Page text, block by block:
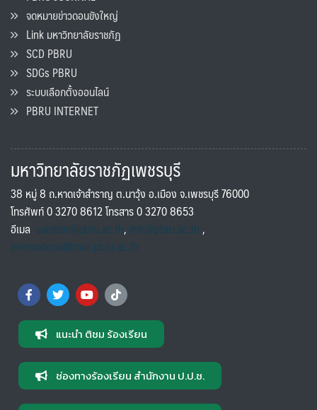
จดหมายข่าวดอนขังใหญ่
Link มหาวิทยาลัยราชภัฏ
SCD PBRU
SDGs PBRU
ระบบเลือกตั้งออนไลน์
PBRU INTERNET
มหาวิทยาลัยราชภัฏเพชรบุรี
38 หมู่ 8 ถ.หาดเจ้าสำราญ ต.นาวุ้ง อ.เมือง จ.เพชรบุรี 76000
โทรศัพท์ 0 3270 8612 โทรสาร 0 3270 8653
อีเมล saraban@pbru.ac.th, info@pbru.ac.th,
international@mail.pbru.ac.th
แนะนำ ติชม ร้องเรียน
ช่องทางร้องเรียน สำนักงาน ป.ป.ช.